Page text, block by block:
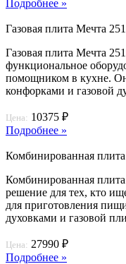
Подробнее »
Газовая плита Мечта
Газовая плита Мечта
функциональное
помощником в кухне.
конфорками и газовой
Цена: 10375 ₽
Подробнее »
Комбинированная
Комбинированная
решение для тех, кто
для приготовления
духовками и газовой
Цена: 27990 ₽
Подробнее »